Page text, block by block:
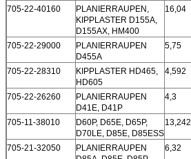
705-22-40160
PLANIERRAUPEN,
KIPPLASTER D155A,
D155AX, HM400
16,04
705-22-29000
PLANIERRAUPEN
D455A
5,75
705-22-28310
KIPPLASTER HD465,
HD605
4,592
705-22-26260
PLANIERRAUPEN
D41E, D41P
4,3
705-11-38010
D60P, D65E, D65P,
D70LE, D85E, D85ESS
13,242
705-21-32050
PLANIERRAUPEN
6,32